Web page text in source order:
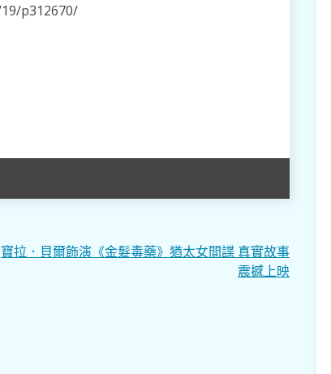
p312670/
寶拉．貝爾飾演《金髮毒藥》猶太女間諜 真實故事
震撼上映